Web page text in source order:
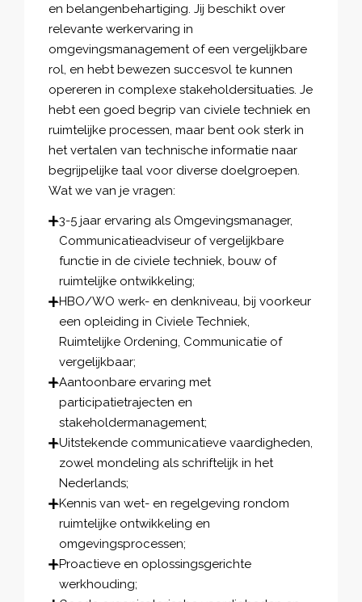
en belangenbehartiging. Jij beschikt over
relevante werkervaring in
omgevingsmanagement of een vergelijkbare
rol, en hebt bewezen succesvol te kunnen
opereren in complexe stakeholdersituaties. Je
hebt een goed begrip van civiele techniek en
ruimtelijke processen, maar bent ook sterk in
het vertalen van technische informatie naar
begrijpelijke taal voor diverse doelgroepen.
Wat we van je vragen:
3-5 jaar ervaring als Omgevingsmanager,
Communicatieadviseur of vergelijkbare
functie in de civiele techniek, bouw of
ruimtelijke ontwikkeling;
HBO/WO werk- en denkniveau, bij voorkeur
een opleiding in Civiele Techniek,
Ruimtelijke Ordening, Communicatie of
vergelijkbaar;
Aantoonbare ervaring met
participatietrajecten en
stakeholdermanagement;
Uitstekende communicatieve vaardigheden,
zowel mondeling als schriftelijk in het
Nederlands;
Kennis van wet- en regelgeving rondom
ruimtelijke ontwikkeling en
omgevingsprocessen;
Proactieve en oplossingsgerichte
werkhouding;